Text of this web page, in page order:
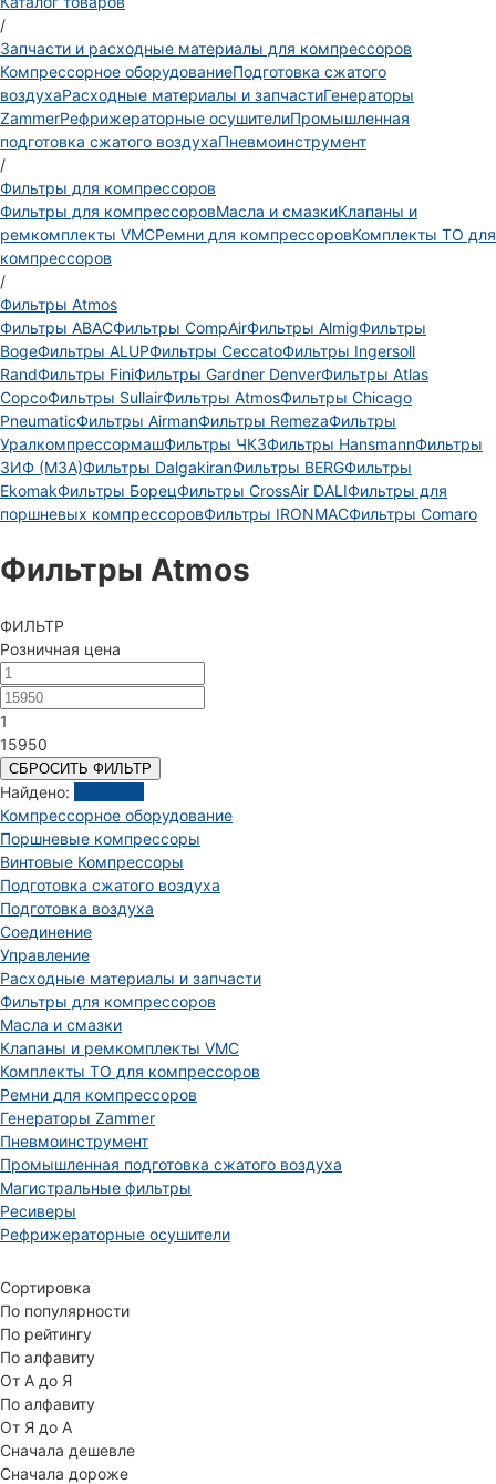
/
Запчасти и расходные материалы для компрессоров
Компрессорное оборудованиеПодготовка сжатого
воздухаРасходные материалы и запчастиГенераторы
ZammerРефрижераторные осушителиПромышленная
подготовка сжатого воздухаПневмоинструмент
/
Фильтры для компрессоров
Фильтры для компрессоровМасла и смазкиКлапаны и
ремкомплекты VMCРемни для компрессоровКомплекты ТО для
компрессоров
/
Фильтры Atmos
Фильтры ABACФильтры CompAirФильтры AlmigФильтры
BogeФильтры ALUPФильтры CeccatoФильтры Ingersoll
RandФильтры FiniФильтры Gardner DenverФильтры Atlas
CopcoФильтры SullairФильтры AtmosФильтры Chicago
PneumaticФильтры AirmanФильтры RemezaФильтры
УралкомпрессормашФильтры ЧКЗФильтры HansmannФильтры
ЗИФ (МЗА)Фильтры DalgakiranФильтры BERGФильтры
EkomakФильтры БорецФильтры CrossAir DALIФильтры для
поршневых компрессоровФильтры IRONMACФильтры Comaro
Фильтры Atmos
ФИЛЬТР
Розничная цена
1
15950
СБРОСИТЬ ФИЛЬТР
Найдено:
Компрессорное оборудование
Поршневые компрессоры
Винтовые Компрессоры
Подготовка сжатого воздуха
Подготовка воздуха
Соединение
Управление
Расходные материалы и запчасти
Фильтры для компрессоров
Масла и смазки
Клапаны и ремкомплекты VMC
Комплекты ТО для компрессоров
Ремни для компрессоров
Генераторы Zammer
Пневмоинструмент
Промышленная подготовка сжатого воздуха
Магистральные фильтры
Ресиверы
Рефрижераторные осушители
Сортировка
По популярности
По рейтингу
По алфавиту
От А до Я
По алфавиту
От Я до А
Сначала дешевле
Сначала дороже